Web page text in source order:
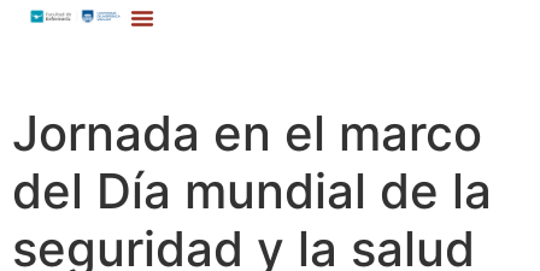
Jornada en el marco
del Día mundial de la
seguridad y la salud